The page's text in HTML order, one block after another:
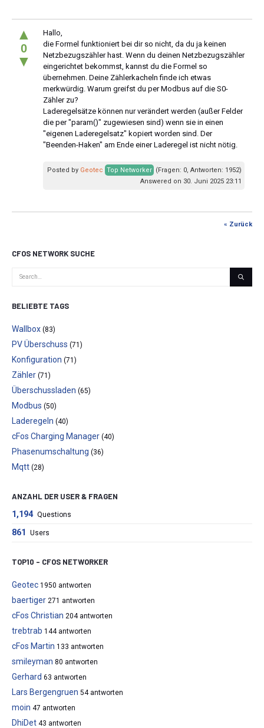
▲
0
▼
Hallo,
die Formel funktioniert bei dir so nicht, da du ja keinen
Netzbezugszähler hast. Wenn du deinen Netzbezugszähler
eingerichtet bekommst, kannst du die Formel so
übernehmen. Deine Zählerkacheln finde ich etwas
merkwürdig. Warum greifst du per Modbus auf die S0-
Zähler zu?
Laderegelsätze können nur verändert werden (außer Felder
die per "param()" zugewiesen sind) wenn sie in einen
"eigenen Laderegelsatz" kopiert worden sind. Der
"Beenden-Haken" am Ende einer Laderegel ist nicht nötig.
Posted by Geotec Top Networker (Fragen: 0, Antworten: 1952)
Answered on 30. Juni 2025 23:11
« Zurück
CFOS NETWORK SUCHE
BELIEBTE TAGS
Wallbox (83)
PV Überschuss (71)
Konfiguration (71)
Zähler (71)
Überschussladen (65)
Modbus (50)
Laderegeln (40)
cFos Charging Manager (40)
Phasenumschaltung (36)
Mqtt (28)
ANZAHL DER USER & FRAGEN
1,194 Questions
861 Users
TOP10 – CFOS NETWORKER
Geotec 1950 antworten
baertiger 271 antworten
cFos Christian 204 antworten
trebtrab 144 antworten
cFos Martin 133 antworten
smileyman 80 antworten
Gerhard 63 antworten
Lars Bergengruen 54 antworten
moin 47 antworten
DhiDet 43 antworten